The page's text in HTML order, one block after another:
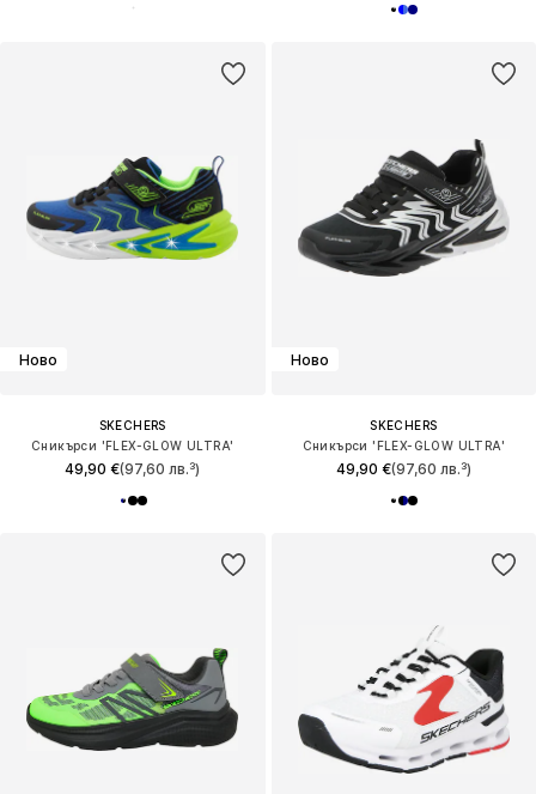
Ново
SKECHERS
Сникърси 'FLEX-GLOW ULTRA'
49,90 €(97,60 лв.³)
Ново
SKECHERS
Сникърси 'FLEX-GLOW ULTRA'
49,90 €(97,60 лв.³)